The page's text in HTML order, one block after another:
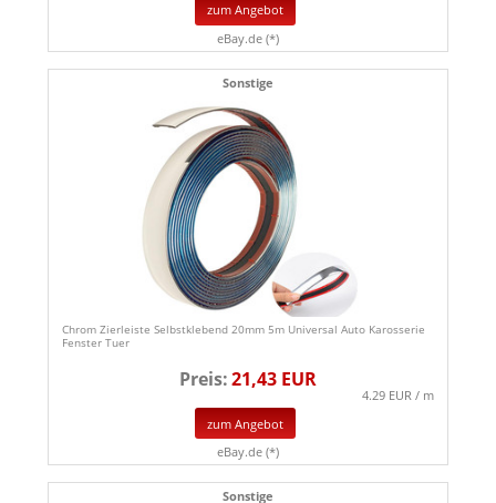
zum Angebot
eBay.de (*)
Sonstige
Chrom Zierleiste Selbstklebend 20mm 5m Universal Auto Karosserie
Fenster Tuer
Preis:21,43 EUR
4.29 EUR / m
zum Angebot
eBay.de (*)
Sonstige